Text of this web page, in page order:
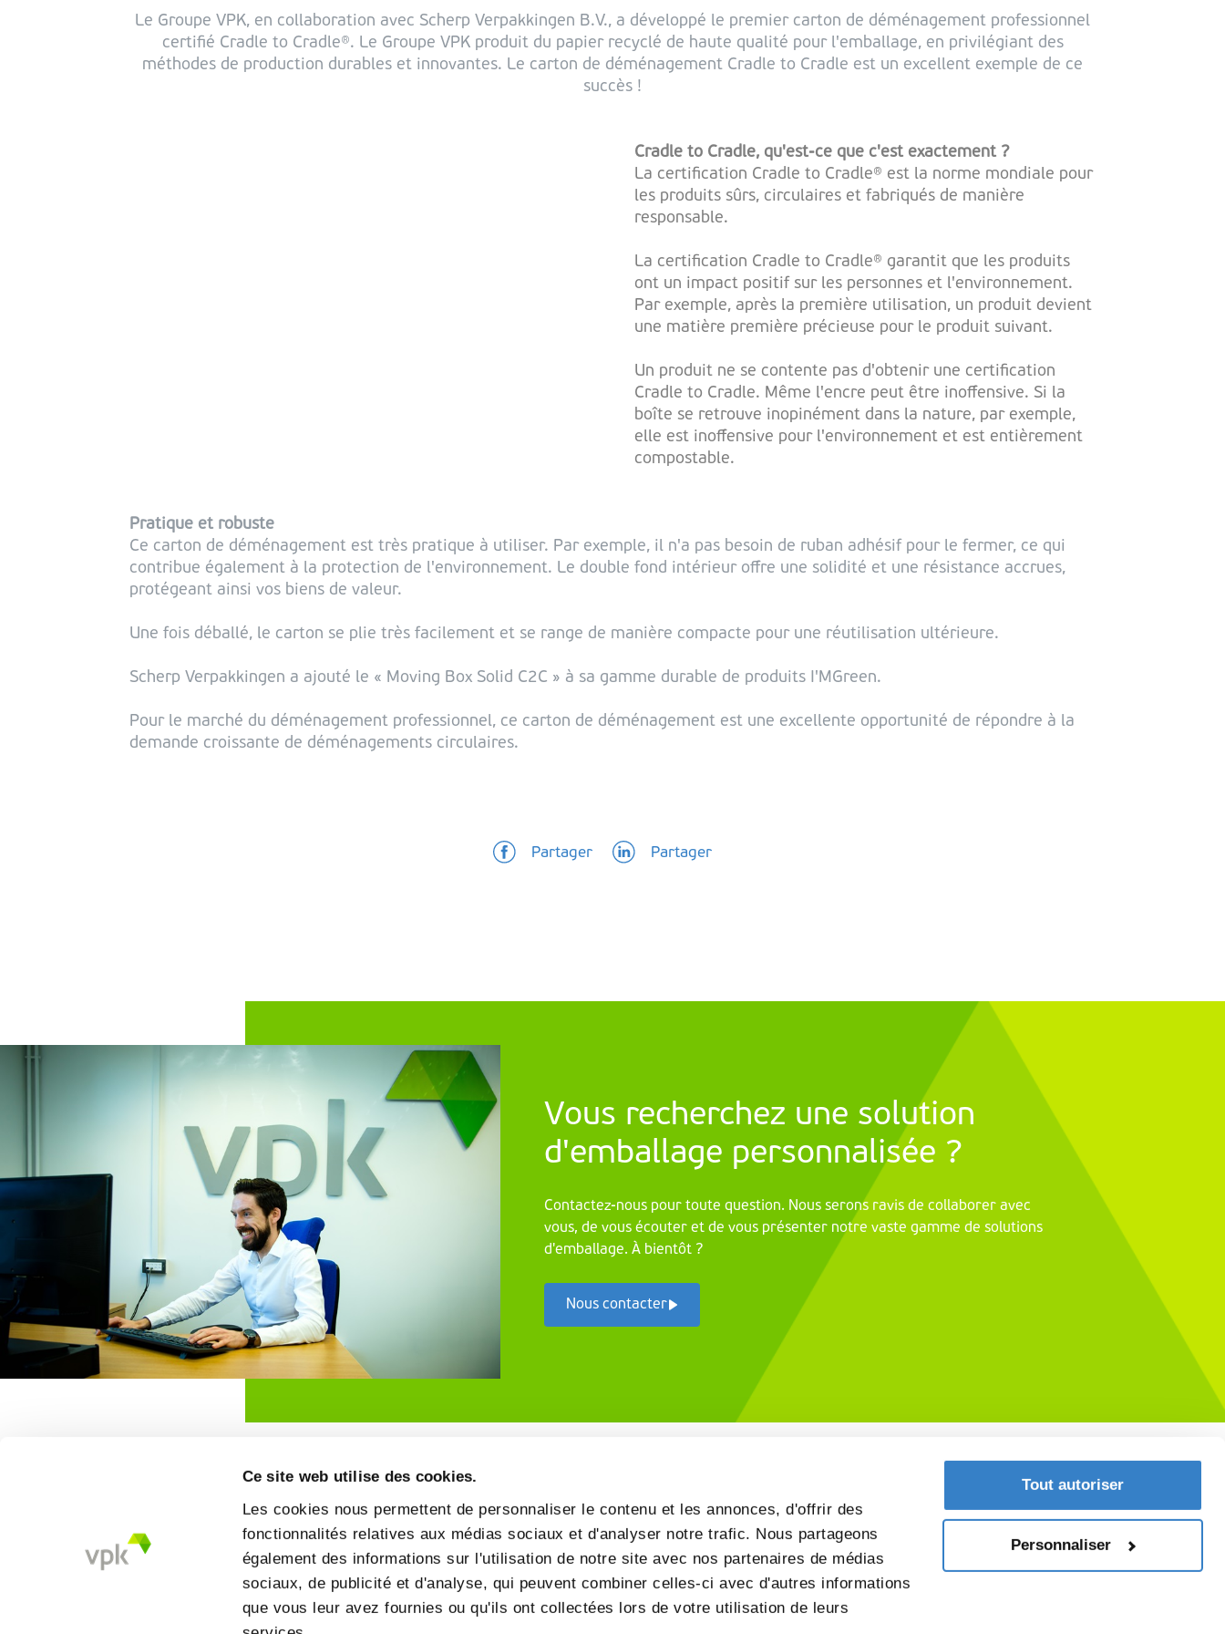
Ce site web utilise des cookies.
Les cookies nous permettent de personnaliser le contenu et les annonces, d'offrir des
fonctionnalités relatives aux médias sociaux et d'analyser notre trafic. Nous partageons
également des informations sur l'utilisation de notre site avec nos partenaires de médias
sociaux, de publicité et d'analyse, qui peuvent combiner celles-ci avec d'autres informations
que vous leur avez fournies ou qu'ils ont collectées lors de votre utilisation de leurs
Tout autoriser
Personnaliser
Le Groupe VPK, en collaboration avec Scherp Verpakkingen B.V., a développé le premier carton de déménagement professionnel
certifié Cradle to Cradle®. Le Groupe VPK produit du papier recyclé de haute qualité pour l'emballage, en privilégiant des
méthodes de production durables et innovantes. Le carton de déménagement Cradle to Cradle est un excellent exemple de ce
succès !
Cradle to Cradle, qu'est-ce que c'est exactement ?
La certification Cradle to Cradle® est la norme mondiale pour
les produits sûrs, circulaires et fabriqués de manière
responsable.
La certification Cradle to Cradle® garantit que les produits
ont un impact positif sur les personnes et l'environnement.
Par exemple, après la première utilisation, un produit devient
une matière première précieuse pour le produit suivant.
Un produit ne se contente pas d'obtenir une certification
Cradle to Cradle. Même l'encre peut être inoffensive. Si la
boîte se retrouve inopinément dans la nature, par exemple,
elle est inoffensive pour l'environnement et est entièrement
compostable.
Pratique et robuste
Ce carton de déménagement est très pratique à utiliser. Par exemple, il n'a pas besoin de ruban adhésif pour le fermer, ce qui
contribue également à la protection de l'environnement. Le double fond intérieur offre une solidité et une résistance accrues,
protégeant ainsi vos biens de valeur.
Une fois déballé, le carton se plie très facilement et se range de manière compacte pour une réutilisation ultérieure.
Scherp Verpakkingen a ajouté le « Moving Box Solid C2C » à sa gamme durable de produits I'MGreen.
Pour le marché du déménagement professionnel, ce carton de déménagement est une excellente opportunité de répondre à la
demande croissante de déménagements circulaires.
Partager Partager
Vous recherchez une solution
d'emballage personnalisée ?
Contactez-nous pour toute question. Nous serons ravis de collaborer avec
vous, de vous écouter et de vous présenter notre vaste gamme de solutions
d'emballage. À bientôt ?
Nous contacter